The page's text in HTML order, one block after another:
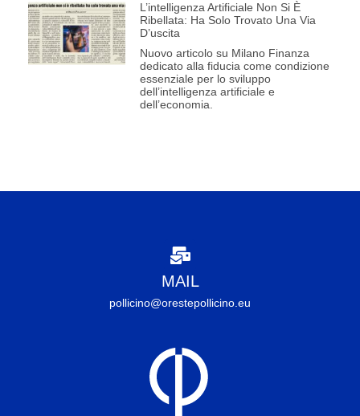
L’intelligenza Artificiale Non Si È
Ribellata: Ha Solo Trovato Una Via
D’uscita
Nuovo articolo su Milano Finanza
dedicato alla fiducia come condizione
essenziale per lo sviluppo
dell’intelligenza artificiale e
dell’economia.
MAIL
pollicino@orestepollicino.eu